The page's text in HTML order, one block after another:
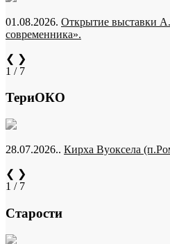
01.08.2026. Открытие выставки
современника».
❮ ❯
1 / 7
ТериОКО
28.07.2026.. Кирха Вуоксела
❮ ❯
1 / 7
Старости